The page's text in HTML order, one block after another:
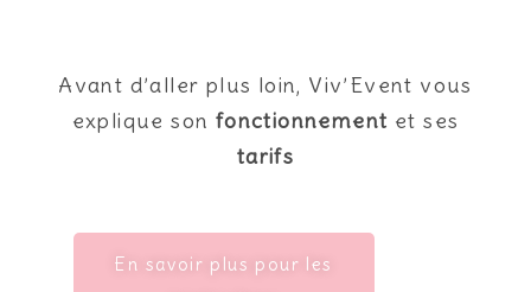
Avant d’aller plus loin, Viv’Event vous
explique son fonctionnement et ses
tarifs
En savoir plus pour les